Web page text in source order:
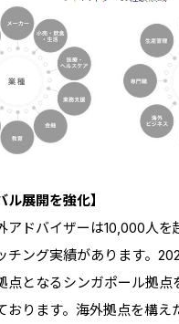
ル展開を強化】
アドバイザーは10,000人を
チング実績があります。
点となるシンガポール拠点
おります。海外拠点を構え